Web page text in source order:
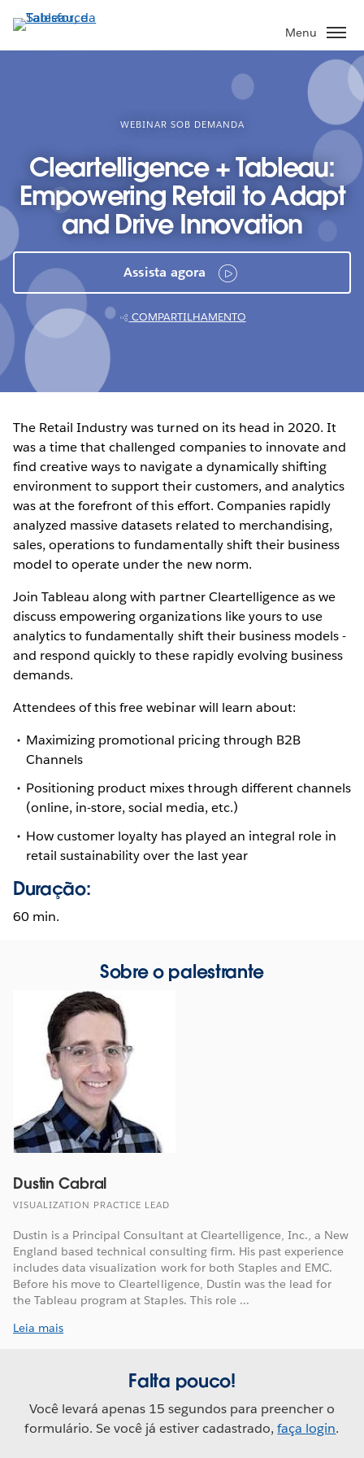
Pular
para
o
Menu
WEBINAR SOB DEMANDA
Cleartelligence + Tableau:
Empowering Retail to Adapt
and Drive Innovation
Assista agora
COMPARTILHAMENTO
The Retail Industry was turned on its head in 2020. It
was a time that challenged companies to innovate and
find creative ways to navigate a dynamically shifting
environment to support their customers, and analytics
was at the forefront of this effort. Companies rapidly
analyzed massive datasets related to merchandising,
sales, operations to fundamentally shift their business
model to operate under the new norm.
Join Tableau along with partner Cleartelligence as we
discuss empowering organizations like yours to use
analytics to fundamentally shift their business models -
and respond quickly to these rapidly evolving business
demands.
Attendees of this free webinar will learn about:
Maximizing promotional pricing through B2B
Channels
Positioning product mixes through different channels
(online, in-store, social media, etc.)
How customer loyalty has played an integral role in
retail sustainability over the last year
Duração:
60 min.
Sobre o palestrante
Dustin Cabral
VISUALIZATION PRACTICE LEAD
Dustin is a Principal Consultant at Cleartelligence, Inc., a New
England based technical consulting firm. His past experience
includes data visualization work for both Staples and EMC.
Before his move to Cleartelligence, Dustin was the lead for
the Tableau program at Staples. This role ...
Leia mais
Falta pouco!
Você levará apenas 15 segundos para preencher o
formulário. Se você já estiver cadastrado,faça login.